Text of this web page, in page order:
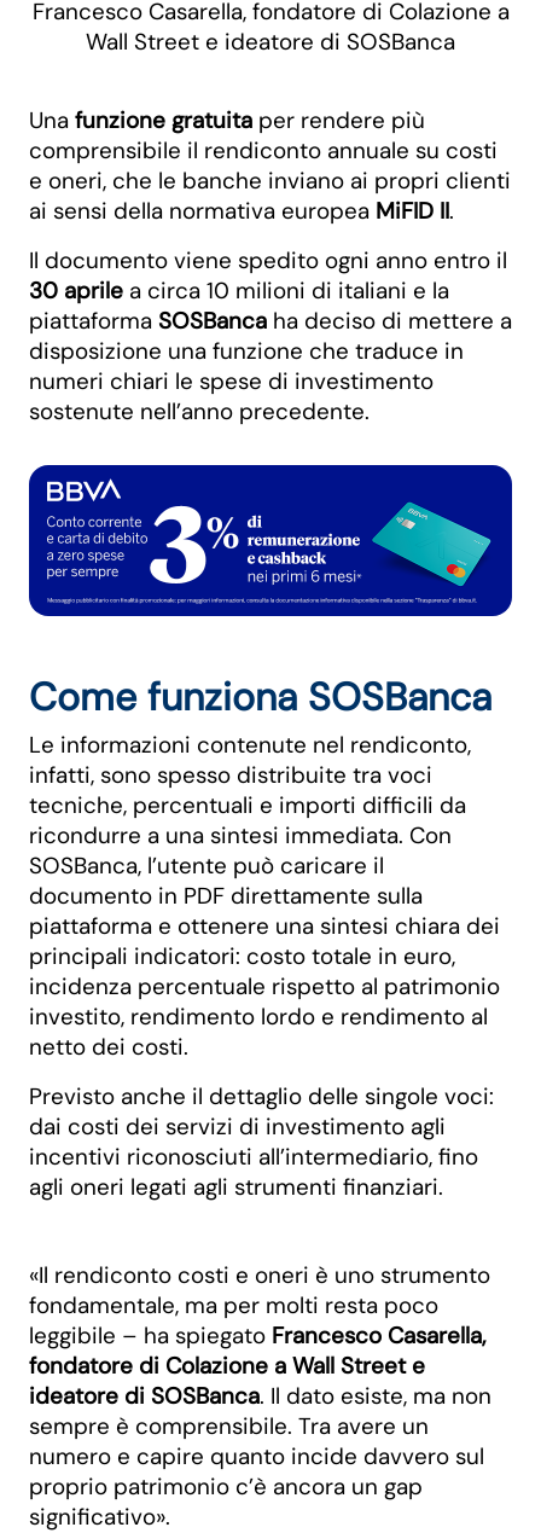
Francesco Casarella, fondatore di Colazione a
Wall Street e ideatore di SOSBanca
Una funzione gratuita per rendere più
comprensibile il rendiconto annuale su costi
e oneri, che le banche inviano ai propri clienti
ai sensi della normativa europea MiFID II.
Il documento viene spedito ogni anno entro il
30 aprile a circa 10 milioni di italiani e la
piattaforma SOSBanca ha deciso di mettere a
disposizione una funzione che traduce in
numeri chiari le spese di investimento
sostenute nell’anno precedente.
Come funziona SOSBanca
Le informazioni contenute nel rendiconto,
infatti, sono spesso distribuite tra voci
tecniche, percentuali e importi difficili da
ricondurre a una sintesi immediata. Con
SOSBanca, l’utente può caricare il
documento in PDF direttamente sulla
piattaforma e ottenere una sintesi chiara dei
principali indicatori: costo totale in euro,
incidenza percentuale rispetto al patrimonio
investito, rendimento lordo e rendimento al
netto dei costi.
Previsto anche il dettaglio delle singole voci:
dai costi dei servizi di investimento agli
incentivi riconosciuti all’intermediario, fino
agli oneri legati agli strumenti finanziari.
«Il rendiconto costi e oneri è uno strumento
fondamentale, ma per molti resta poco
leggibile – ha spiegato Francesco Casarella,
fondatore di Colazione a Wall Street e
ideatore di SOSBanca. Il dato esiste, ma non
sempre è comprensibile. Tra avere un
numero e capire quanto incide davvero sul
proprio patrimonio c’è ancora un gap
significativo».